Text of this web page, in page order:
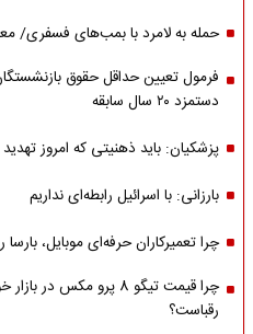
حمله به لامرد با بمب‌های فسفری/
فرمول تعیین حداقل حقوق
دستمزد ۲۰ سال سابقه
پزشکیان: باید ذهنیتی که امروز
بارزانی: با اسرائیل رابطه‌ای نداریم
چرا تعمیرکاران حرفه‌ای موبایل،
چرا قیمت تیگو 8 پرو مکس
رقباست؟